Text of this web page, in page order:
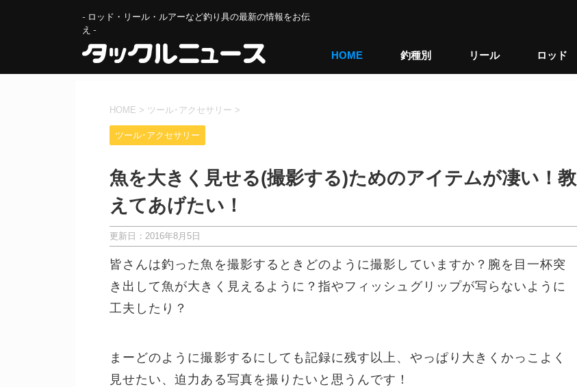
- ロッド・リール・ルアーなど釣り具の最新の情報をお伝
え -
HOME 釣種別 リール ロッド
HOME > ツール･アクセサリー >
ツール･アクセサリー
魚を大きく見せる(撮影する)ためのアイテムが凄い！教
えてあげたい！
更新日： 2016年8月5日
皆さんは釣った魚を撮影するときどのように撮影していますか？腕を目一杯突
き出して魚が大きく見えるように？指やフィッシュグリップが写らないように
工夫したり？
まーどのように撮影するにしても記録に残す以上、やっぱり大きくかっこよく
見せたい、迫力ある写真を撮りたいと思うんです！